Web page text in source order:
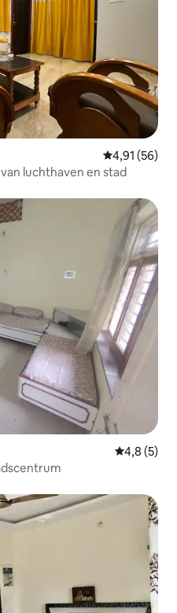
Gemiddelde
4,91 (56)
luchthaven en stad
4,8 (5)